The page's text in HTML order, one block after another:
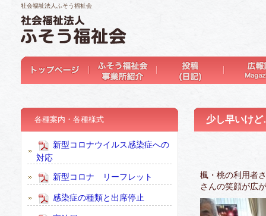
社会福祉法人ふそう福祉会
少し早いけ
楓・桃の利用者
さんの笑顔が広
各種案内・各種様式
新型コロナウイルス感染症への
対応
新型コロナ リーフレット
感染症の種類と出席停止